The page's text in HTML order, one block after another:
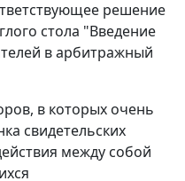
решение
стола "Введение
в арбитражный
в которых очень
свидетельских
между собой